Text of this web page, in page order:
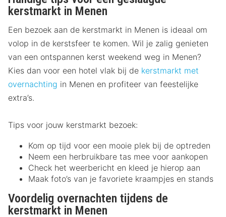
kerstmarkt in Menen
Een bezoek aan de kerstmarkt in Menen is ideaal om
volop in de kerstsfeer te komen. Wil je zalig genieten
van een ontspannen kerst weekend weg in Menen?
Kies dan voor een hotel vlak bij de kerstmarkt met
overnachting in Menen en profiteer van feestelijke
extra’s.
Tips voor jouw kerstmarkt bezoek:
Kom op tijd voor een mooie plek bij de optreden
Neem een herbruikbare tas mee voor aankopen
Check het weerbericht en kleed je hierop aan
Maak foto’s van je favoriete kraampjes en stands
Voordelig overnachten tijdens de
kerstmarkt in Menen